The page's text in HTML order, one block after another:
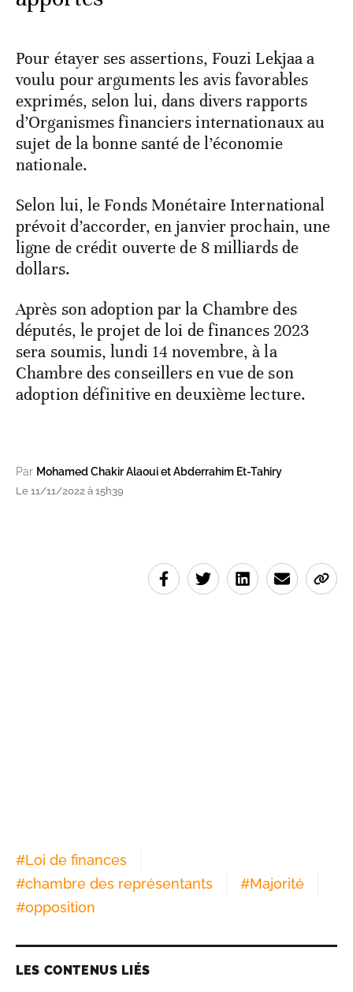
Pour étayer ses assertions, Fouzi Lekjaa a
voulu pour arguments les avis favorables
exprimés, selon lui, dans divers rapports
d’Organismes financiers internationaux au
sujet de la bonne santé de l’économie
nationale.
Selon lui, le Fonds Monétaire International
prévoit d’accorder, en janvier prochain, une
ligne de crédit ouverte de 8 milliards de
dollars.
Après son adoption par la Chambre des
députés, le projet de loi de finances 2023
sera soumis, lundi 14 novembre, à la
Chambre des conseillers en vue de son
adoption définitive en deuxième lecture.
Par Mohamed Chakir Alaoui et Abderrahim Et-Tahiry
Le 11/11/2022 à 15h39
#Loi de finances
#chambre des représentants #Majorité
#opposition
LES CONTENUS LIÉS